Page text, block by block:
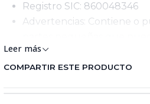
Registro SIC: 860048346
Advertencias: Contiene o
embalaje y elementos de
retirados por un adulto /
adulto / Manténgase
Leer más
COMPARTIR ESTE PRODUCTO